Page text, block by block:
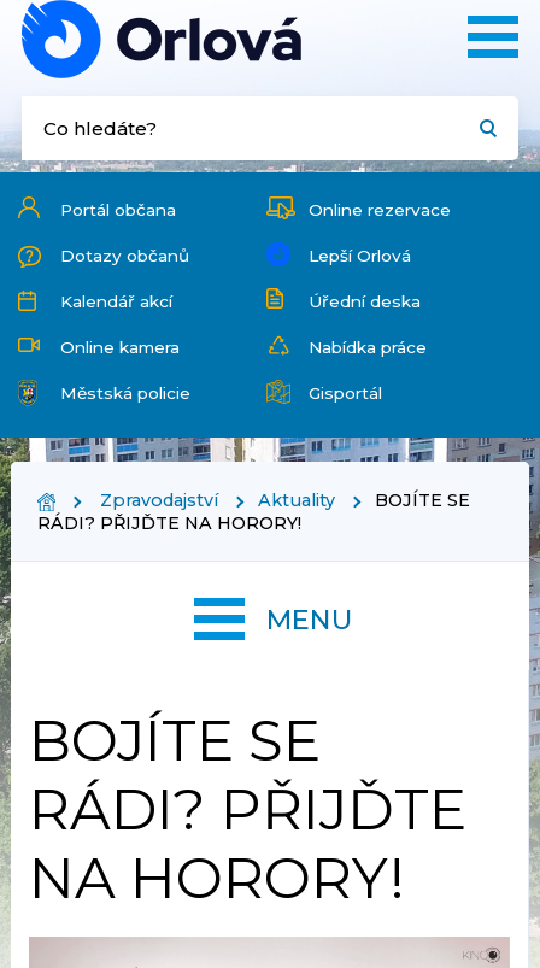
Portál občana Online rezervace
Dotazy občanů Lepší Orlová
Kalendář akcí Úřední deska
Online kamera Nabídka práce
Městská policie Gisportál
Zpravodajství Aktuality
BOJÍTE SE
RÁDI? PŘIJĎTE NA HORORY!
BOJÍTE SE
RÁDI? PŘIJĎTE
NA HORORY!
MENU